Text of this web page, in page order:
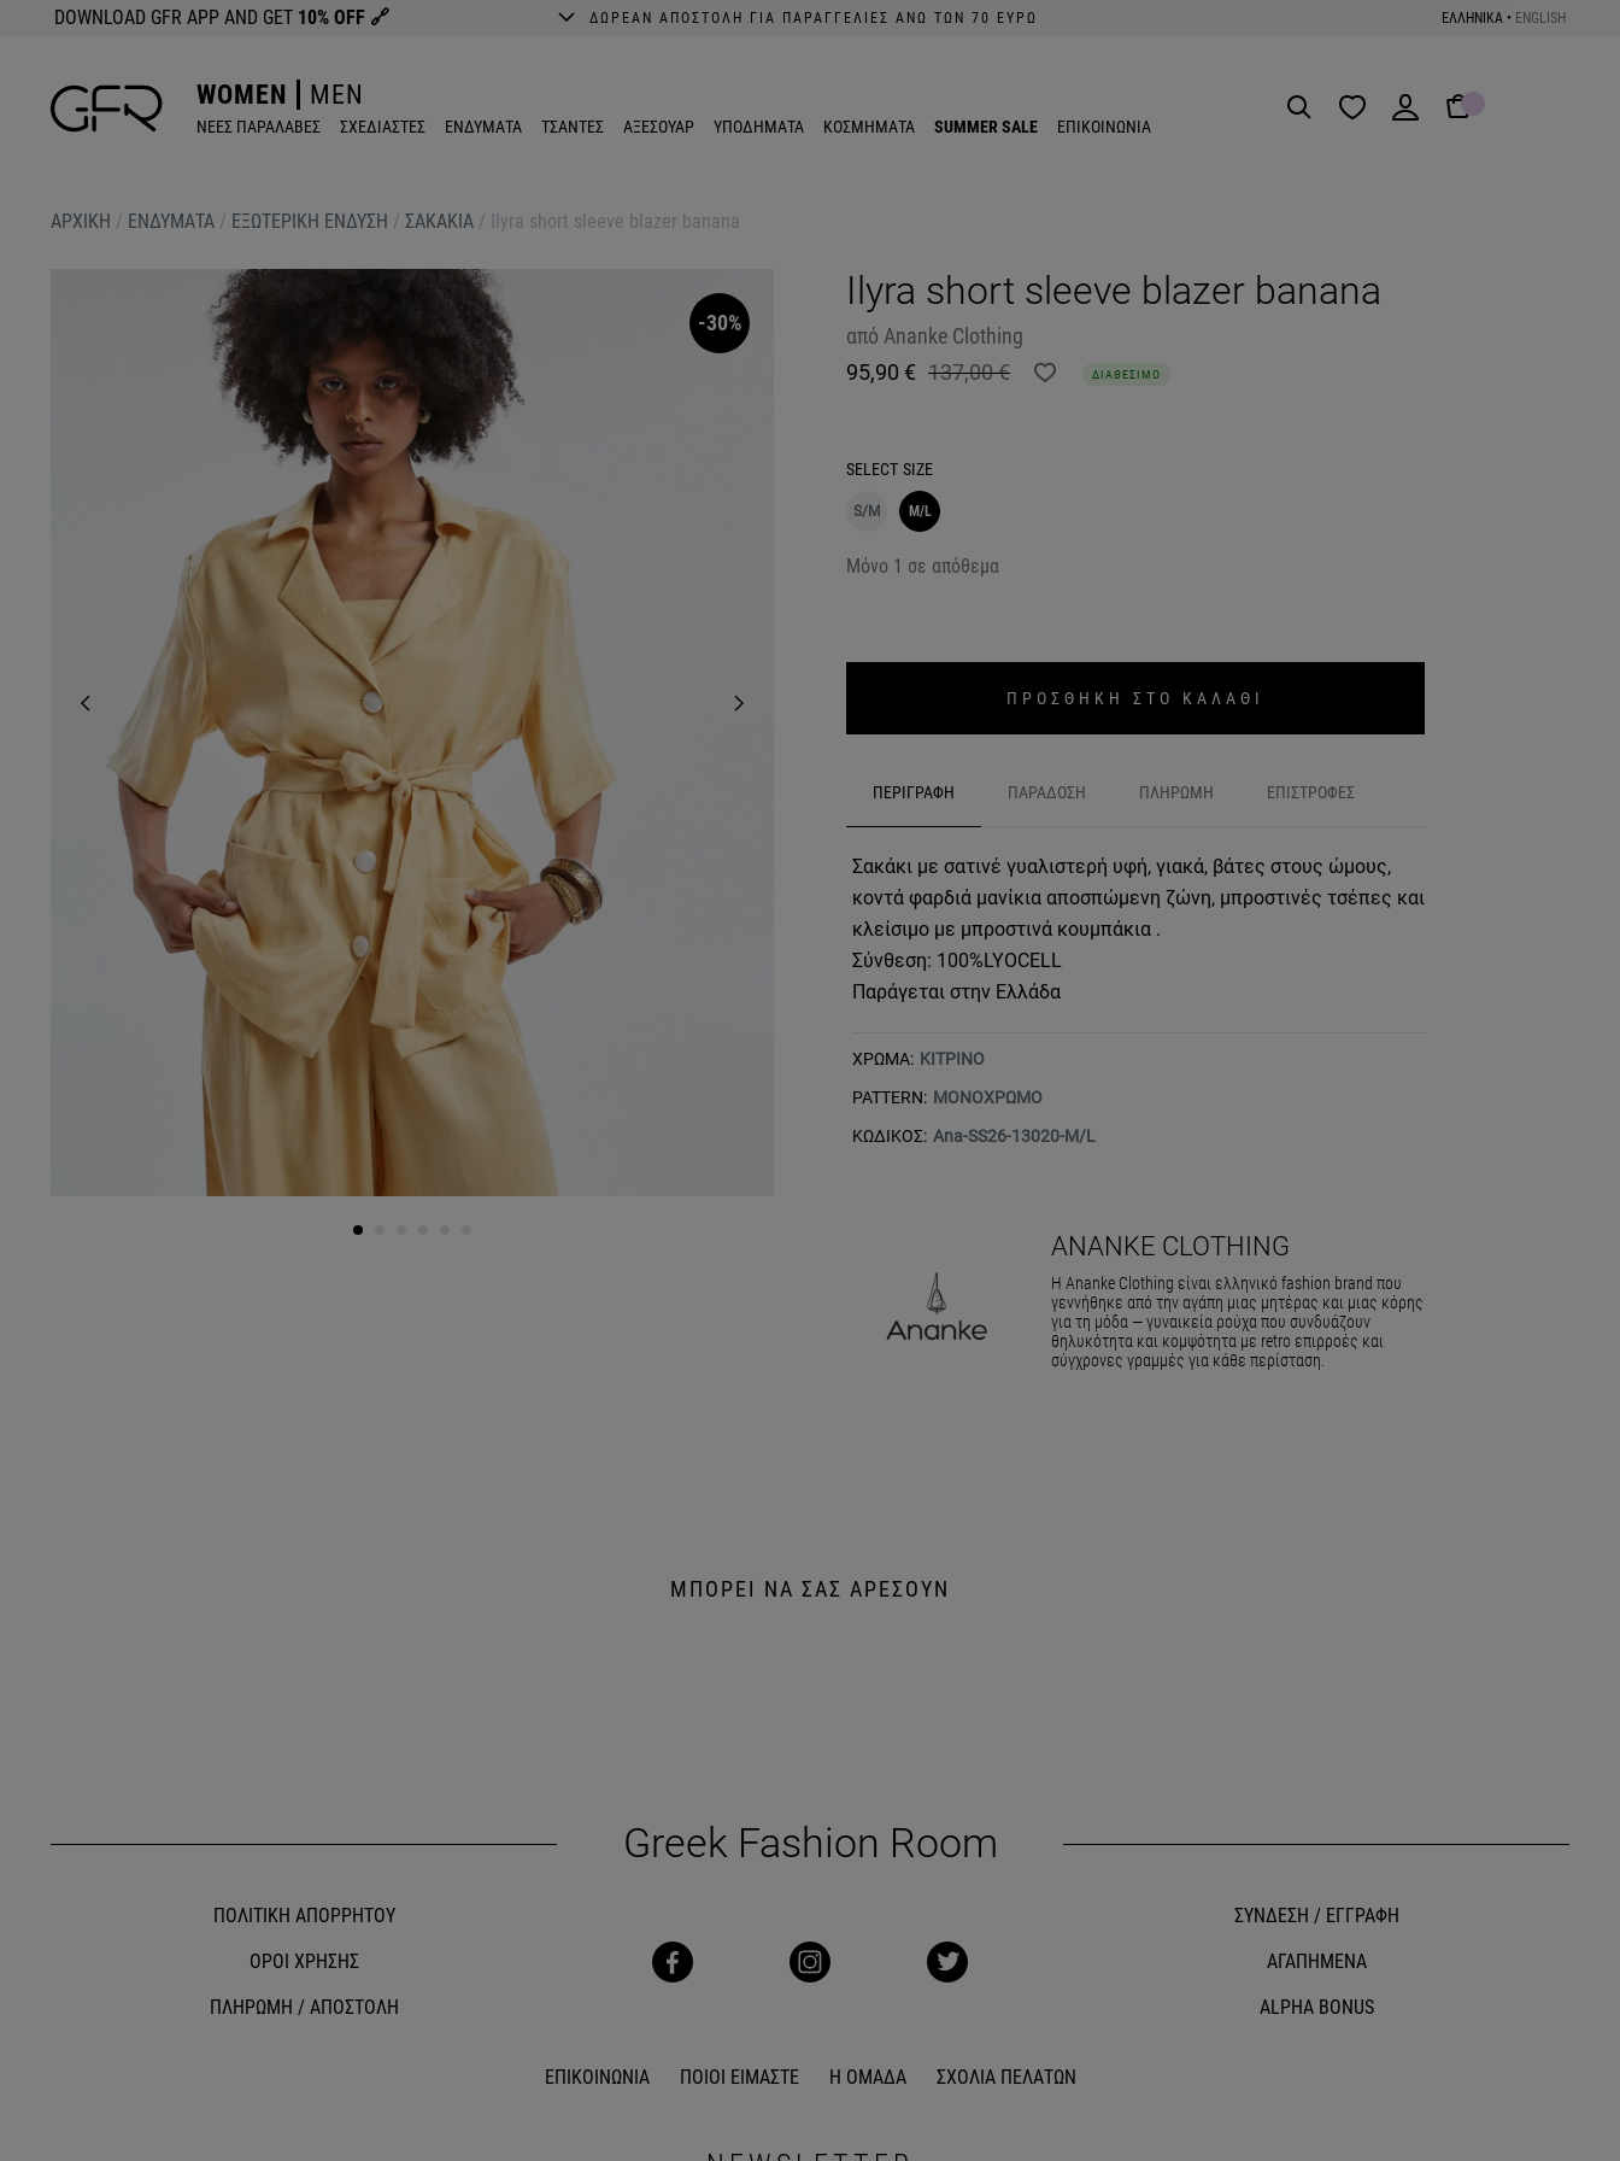
DOWNLOAD GFR APP AND GET 10% OFF 🔗 ΔΩΡΕΑΝ ΑΠΟΣΤΟΛΗ ΓΙΑ ΠΑΡΑΓΓΕΛΙΕΣ ΑΝΩ ΤΩΝ 70 ΕΥΡΩ ΕΛΛΗΝΙΚΑ • ENGLISH
WOMEN MEN
ΝΕΕΣ ΠΑΡΑΛΑΒΕΣ ΣΧΕΔΙΑΣΤΕΣ ΕΝΔΥΜΑΤΑ ΤΣΑΝΤΕΣ ΑΞΕΣΟΥΑΡ ΥΠΟΔΗΜΑΤΑ ΚΟΣΜΗΜΑΤΑ SUMMER SALE ΕΠΙΚΟΙΝΩΝΙΑ
ΑΡΧΙΚΉ / ΕΝΔΥΜΑΤΑ / ΕΞΩΤΕΡΙΚΗ ΕΝΔΥΣΗ / ΣΑΚΑΚΙΑ / Ilyra short sleeve blazer banana
-30%
Ilyra short sleeve blazer banana
από Ananke Clothing
95,90 € 137,00 € ΔΙΑΘΕΣΙΜΟ
SELECT SIZE
S/M M/L
Μόνο 1 σε απόθεμα
ΠΡΟΣΘΗΚΗ ΣΤΟ ΚΑΛΑΘΙ
ΠΕΡΙΓΡΑΦΗ ΠΑΡΑΔΟΣΗ ΠΛΗΡΩΜΗ ΕΠΙΣΤΡΟΦΕΣ
Σακάκι με σατινέ γυαλιστερή υφή, γιακά, βάτες στους ώμους,
κοντά φαρδιά μανίκια αποσπώμενη ζώνη, μπροστινές τσέπες και
κλείσιμο με μπροστινά κουμπάκια .
Σύνθεση: 100%LYOCELL
Παράγεται στην Ελλάδα
ΧΡΩΜΑ: ΚΙΤΡΙΝΟ
PATTERN: ΜΟΝΟΧΡΩΜΟ
ΚΩΔΙΚΟΣ: Ana-SS26-13020-M/L
ANANKE CLOTHING
Η Ananke Clothing είναι ελληνικό fashion brand που
γεννήθηκε από την αγάπη μιας μητέρας και μιας κόρης
για τη μόδα — γυναικεία ρούχα που συνδυάζουν
θηλυκότητα και κομψότητα με retro επιρροές και
σύγχρονες γραμμές για κάθε περίσταση.
ΜΠΟΡΕΙ ΝΑ ΣΑΣ ΑΡΕΣΟΥΝ
ΠΟΛΙΤΙΚΗ ΑΠΟΡΡΗΤΟΥ
ΟΡΟΙ ΧΡΗΣΗΣ
ΠΛΗΡΩΜΗ / ΑΠΟΣΤΟΛΗ
Greek Fashion Room
ΣΥΝΔΕΣΗ / ΕΓΓΡΑΦΗ
ΑΓΑΠΗΜΕΝΑ
ALPHA BONUS
ΕΠΙΚΟΙΝΩΝΙΑ ΠΟΙΟΙ ΕΙΜΑΣΤΕ Η ΟΜΑΔΑ ΣΧΟΛΙΑ ΠΕΛΑΤΩΝ